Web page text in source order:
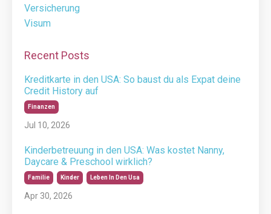
Versicherung
Visum
Recent Posts
Kreditkarte in den USA: So baust du als Expat deine
Credit History auf
Finanzen
Jul 10, 2026
Kinderbetreuung in den USA: Was kostet Nanny,
Daycare & Preschool wirklich?
Familie Kinder Leben In Den Usa
Apr 30, 2026